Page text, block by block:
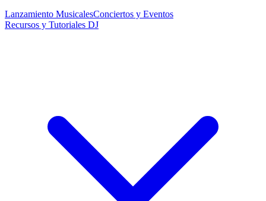
Lanzamiento MusicalesConciertos y Eventos
Recursos y Tutoriales DJ